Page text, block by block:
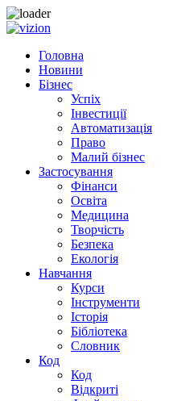
Skip to content
Головна
Новини
Бізнес
Успіх
Інвестиції
Автоматизація
Право
Малий бізнес
Застосування
Фінанси
Освіта
Медицина
Творчість
Безпека
Екологія
Навчання
Курси
Інструменти
Історія
Бібліотека
Словник
Код
Код
Відкриті